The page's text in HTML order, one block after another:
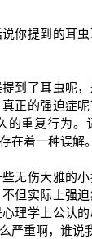
你提到的耳
到了耳虫呢
正的强迫症
的重复行为。
在着一种误解。
无伤大雅的
但实际上强
理学上公认
严重啊，谁说